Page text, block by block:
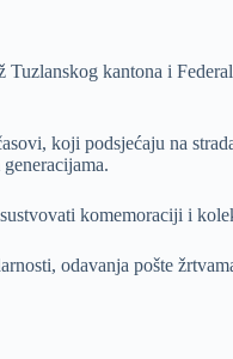
kantona i
koji podsjećaju na
komemoraciji i
odavanja pošte